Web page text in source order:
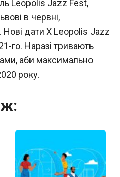
Leopolis Jazz Fest,
в червні,
Нові дати X Leopolis Jazz
го. Наразі тривають
аби максимально
року.